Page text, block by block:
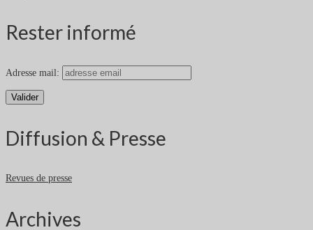
Rester informé
Adresse mail:
Diffusion & Presse
Revues de presse
Archives